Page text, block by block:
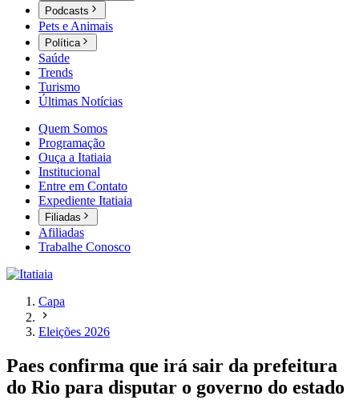
Podcasts
Pets e Animais
Política
Saúde
Trends
Turismo
Últimas Notícias
Quem Somos
Programação
Ouça a Itatiaia
Institucional
Entre em Contato
Expediente Itatiaia
Filiadas
Afiliadas
Trabalhe Conosco
Capa
Eleições 2026
Paes confirma que irá sair da prefeitura
do Rio para disputar o governo do estado